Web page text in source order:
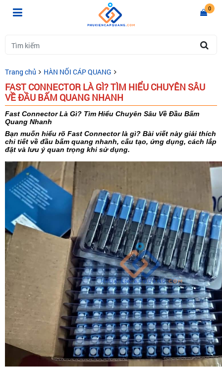
0
Trang chủ HÀN NỐI CÁP QUANG
FAST CONNECTOR LÀ GÌ? TÌM HIỂU CHUYÊN SÂU
VỀ ĐẦU BẤM QUANG NHANH
Fast Connector Là Gì? Tìm Hiểu Chuyên Sâu Về Đầu Bấm
Quang Nhanh
Bạn muốn hiểu rõ Fast Connector là gì? Bài viết này giải thích
chi tiết về đầu bấm quang nhanh, cấu tạo, ứng dụng, cách lắp
đặt và lưu ý quan trọng khi sử dụng.